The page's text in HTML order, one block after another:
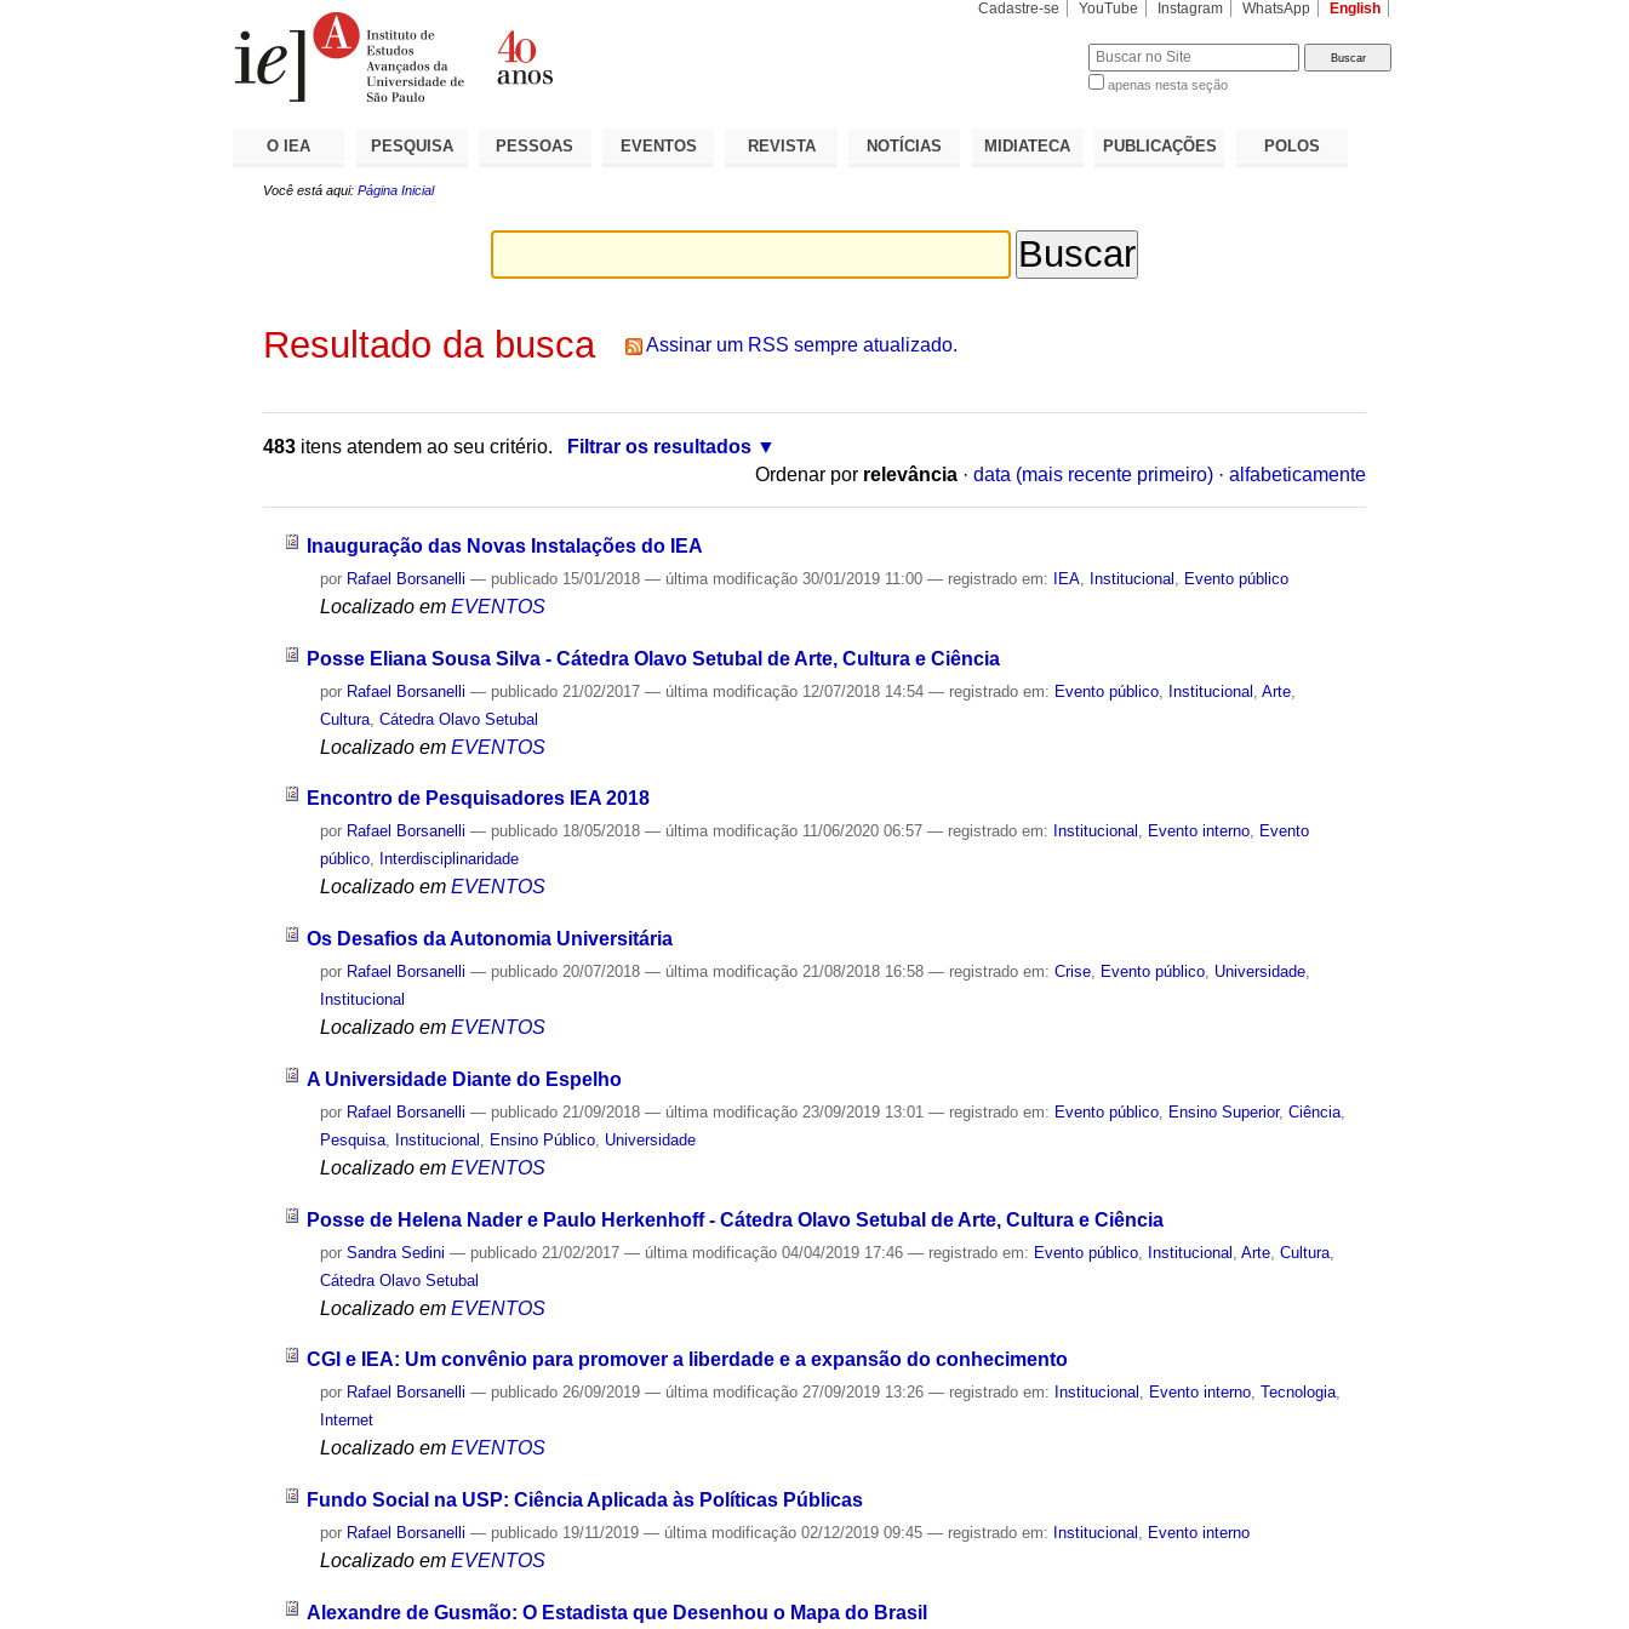
Cadastre-se YouTube Instagram WhatsApp English
apenas nesta seção
O IEA PESQUISA PESSOAS EVENTOS REVISTA NOTÍCIAS MIDIATECA PUBLICAÇÕES POLOS
Você está aqui: Página Inicial
Resultado da busca Assinar um RSS sempre atualizado.
483 itens atendem ao seu critério.
Filtrar os resultados
Ordenar por relevância · data (mais recente primeiro) · alfabeticamente
Inauguração das Novas Instalações do IEA
por Rafael Borsanelli — publicado 15/01/2018— última modificação 30/01/2019 11:00— registrado em: IEA Institucional Evento público
Localizado em EVENTOS
Posse Eliana Sousa Silva - Cátedra Olavo Setubal de Arte, Cultura e Ciência
por Rafael Borsanelli — publicado 21/02/2017— última modificação 12/07/2018 14:54— registrado em: Evento público Institucional ,Arte
Cultura ,Cátedra Olavo Setubal
Localizado em EVENTOS
Encontro de Pesquisadores IEA 2018
por Rafael Borsanelli — publicado 18/05/2018— última modificação 11/06/2020 06:57— registrado em: Institucional , Evento interno, Evento
público, Interdisciplinaridade
Localizado em EVENTOS
Os Desafios da Autonomia Universitária
por Rafael Borsanelli — publicado 20/07/2018— última modificação 21/08/2018 16:58— registrado em:Crise, Evento público, Universidade,
Institucional
Localizado em EVENTOS
A Universidade Diante do Espelho
por Rafael Borsanelli — publicado 21/09/2018— última modificação 23/09/2019 13:01— registrado em: Evento público Ensino Superior,Ciência
Pesquisa
Institucional Ensino Público Universidade
Localizado em EVENTOS
Posse de Helena Nader e Paulo Herkenhoff - Cátedra Olavo Setubal de Arte, Cultura e Ciência
porSandra Sedini — publicado 21/02/2017— última modificação 04/04/2019 17:46— registrado em: Evento público Institucional ,Arte ,Cultura
Cátedra Olavo Setubal
Localizado em EVENTOS
CGI e IEA: Um convênio para promover a liberdade e a expansão do conhecimento
por Rafael Borsanelli — publicado 26/09/2019— última modificação 27/09/2019 13:26— registrado em: Institucional , Evento interno,Tecnologia,
Internet
Localizado em EVENTOS
Fundo Social na USP: Ciência Aplicada às Políticas Públicas
por Rafael Borsanelli — publicado 19/11/2019— última modificação 02/12/2019 09:45— registrado em: Institucional Evento interno
Localizado em EVENTOS
Alexandre de Gusmão: O Estadista que Desenhou o Mapa do Brasil